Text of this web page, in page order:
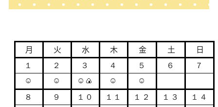
月 火 水 木 金 土 日
１ ２ ３ ４ ５ ６
７
☺
☺ ☺🍙 ☺
☺
８
９ １０ １１ １２ １３
１４